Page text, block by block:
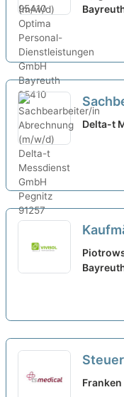
neu
(m/w/
Delta-t
(m/w/